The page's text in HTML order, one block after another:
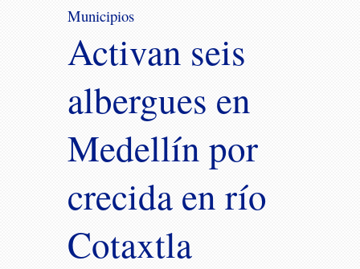
Municipios
Activan seis
albergues en
Medellín por
crecida en río
Cotaxtla